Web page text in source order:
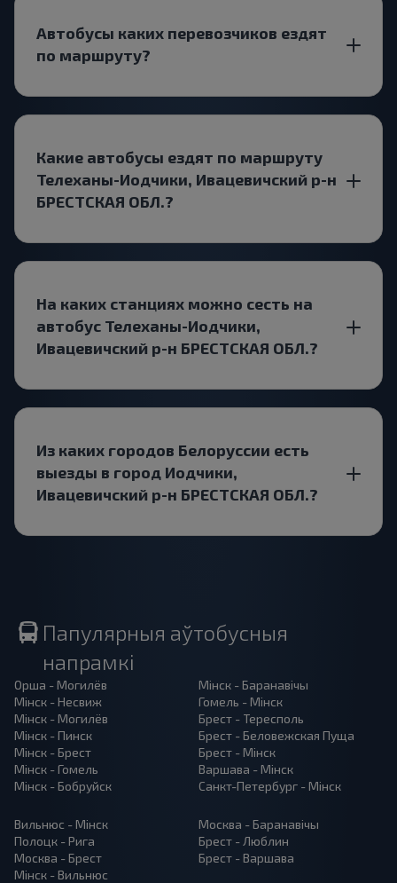
Автобусы каких перевозчиков ездят
по маршруту?
Какие автобусы ездят по маршруту
Телеханы-Иодчики, Ивацевичский р-н
БРЕСТСКАЯ ОБЛ.?
На каких станциях можно сесть на
автобус Телеханы-Иодчики,
Ивацевичский р-н БРЕСТСКАЯ ОБЛ.?
Из каких городов Белоруссии есть
выезды в город Иодчики,
Ивацевичский р-н БРЕСТСКАЯ ОБЛ.?
Папулярныя аўтобусныя
напрамкі
Орша - Могилёв
Мінск - Несвиж
Мінск - Могилёв
Мінск - Пинск
Мінск - Брест
Мінск - Гомель
Мінск - Бобруйск
Мінск - Баранавiчы
Гомель - Мінск
Брест - Тересполь
Брест - Беловежская Пуща
Брест - Мінск
Варшава - Мінск
Санкт-Петербург - Мінск
Вильнюс - Мінск
Полоцк - Рига
Москва - Брест
Мінск - Вильнюс
Москва - Баранавiчы
Брест - Люблин
Брест - Варшава